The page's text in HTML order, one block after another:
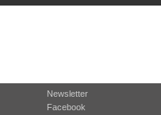
Newsletter
Facebook